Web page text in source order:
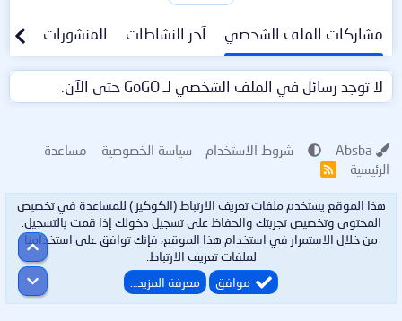
مشاركات الملف الشخصي آخر النشاطات المنشورات
لا توجد رسائل في الملف الشخصي لـ GoGO حتى الآن.
شروط الاستخدام سياسة الخصوصية
مساعدة
الرئيسية
R
هذا الموقع يستخدم ملفات تعريف الارتباط (الكوكيز ) للمساعدة في تخصيص
المحتوى وتخصيص تجربتك والحفاظ على تسجيل دخولك إذا قمت بالتسجيل.
من خلال الاستمرار في استخدام هذا الموقع، فإنك توافق على استخدامنا
لملفات تعريف الارتباط.
موافق
معرفة المزيد…
أعلى